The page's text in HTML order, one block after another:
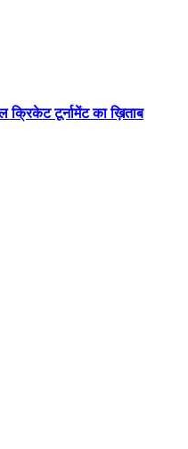
क्रिकेट टूर्नामेंट का ख़िताब